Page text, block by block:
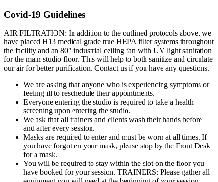
Covid-19 Guidelines
AIR FILTRATION: In addition to the outlined protocols above, we
have placed H13 medical grade true HEPA filter systems throughout
the facility and an 80″ industrial ceiling fan with UV light sanitation
for the main studio floor. This will help to both sanitize and circulate
our air for better purification. Contact us if you have any questions.
We are asking that anyone who is experiencing symptoms or
feeling ill to reschedule their appointments.
Everyone entering the studio is required to take a health
screening upon entering the studio.
We ask that all trainers and clients wash their hands before
and after every session.
Masks are required to enter and must be worn at all times. If
you have forgotten your mask, please stop by the Front Desk
for a mask.
You will be required to stay within the slot on the floor you
have booked for your session. TRAINERS: Please gather all